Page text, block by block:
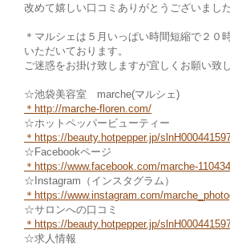
改めて嬉しい口コミありがとうございまし
＊マルシェは５月いっぱい時間短縮で２０
いただいております。
ご迷惑をお掛け致しますが宜しくお願い致
☆池袋美容室 marche(マルシェ)
＊ http://marche-floren.com/
☆ホットペッパービューティー
＊ https://beauty.hotpepper.jp/
☆Facebookページ
＊https://www.facebook.com/marche-
☆Instagram（インスタグラム）
＊ https://www.instagram.com/
☆サロンへの口コミ
＊https://beauty.hotpepper.jp/
☆求人情報